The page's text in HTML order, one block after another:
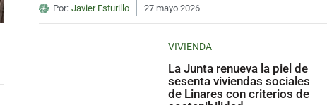
Por: Javier Esturillo 27 mayo 2026
VIVIENDA
La Junta renueva la piel de
sesenta viviendas sociales
de Linares con criterios de